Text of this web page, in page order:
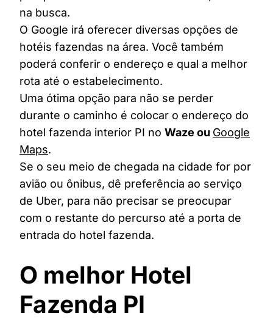
na busca.
O Google irá oferecer diversas opções de
hotéis fazendas na área. Você também
poderá conferir o endereço e qual a melhor
rota até o estabelecimento.
Uma ótima opção para não se perder
durante o caminho é colocar o endereço do
hotel fazenda interior PI no Waze ou Google
Maps.
Se o seu meio de chegada na cidade for por
avião ou ônibus, dê preferência ao serviço
de Uber, para não precisar se preocupar
com o restante do percurso até a porta de
entrada do hotel fazenda.
O melhor Hotel
Fazenda PI